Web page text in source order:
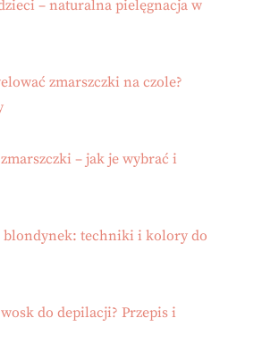
– naturalna pielęgnacja w
zmarszczki na czole?
– jak je wybrać i
blondynek: techniki i kolory do
do depilacji? Przepis i